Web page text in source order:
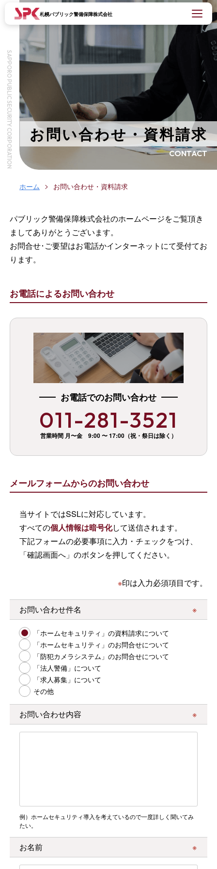
札幌パブリック警備保障株式会社
お問い合わせ・資料請求
CONTACT
SAPPORO PUBLIC SECURITY CORPORATION
ホーム お問い合わせ・資料請求
パブリック警備保障株式会社のホームページをご覧頂き
ましてありがとうございます。
お問合せ･ご要望はお電話かインターネットにて受付てお
ります。
お電話によるお問い合わせ
お電話でのお問い合わせ
011-281-3521
営業時間 月〜金 9:00 〜 17:00（祝・祭日は除く）
メールフォームからのお問い合わせ
当サイトではSSLに対応しています。
すべての個人情報は暗号化して送信されます。
下記フォームの必要事項に入力・チェックをつけ、
「確認画面へ」のボタンを押してください。
※印は入力必須項目です。
お問い合わせ件名
「ホームセキュリティ」の資料請求について
「ホームセキュリティ」のお問合せについて
「防犯カメラシステム」のお問合せについて
「法人警備」について
「求人募集」について
その他
お問い合わせ内容
例）ホームセキュリティ導入を考えているので一度詳しく聞いてみ
たい。
お名前